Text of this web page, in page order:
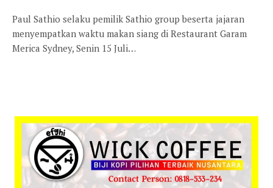
Paul Sathio selaku pemilik Sathio group beserta jajaran
menyempatkan waktu makan siang di Restaurant Garam
Merica Sydney, Senin 15 Juli…